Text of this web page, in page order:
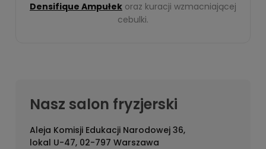
Densifique Ampułek oraz kuracji wzmacniającej
cebulki.
Nasz salon fryzjerski
Aleja Komisji Edukacji Narodowej 36,
lokal U-47, 02-797 Warszawa